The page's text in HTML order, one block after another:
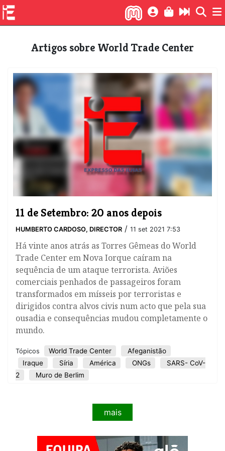
Artigos sobre World Trade Center
11 de Setembro: 20 anos depois
HUMBERTO CARDOSO, DIRECTOR / 11 set 2021 7:53
​Há vinte anos atrás as Torres Gêmeas do World
Trade Center em Nova Iorque caíram na
sequência de um ataque terrorista. Aviões
comerciais penhados de passageiros foram
transformados em mísseis por terroristas e
dirigidos contra alvos civis num acto que pela sua
ousadia e consequências mudou completamente o
mundo.
Tópicos World Trade Center
Afeganistão
Iraque
Síria América ONGs
SARS- CoV-
2
Muro de Berlim
mais